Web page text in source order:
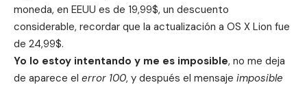
moneda, en EEUU es de 19,99$, un descuento
considerable, recordar que la actualización a OS X Lion fue
de 24,99$.
Yo lo estoy intentando y me es imposible, no me deja
de aparece el error 100, y después el mensaje imposible